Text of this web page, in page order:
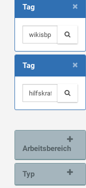
×
Tag
×
Tag
Arbeitsbereich
Typ